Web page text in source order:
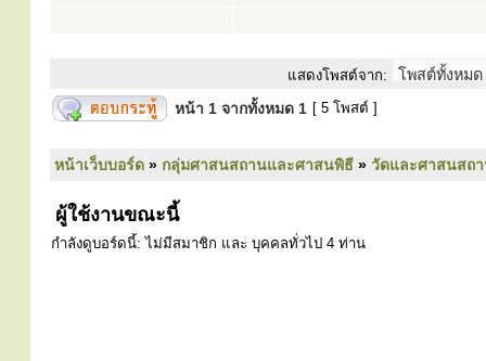
แสดงโพสต์จาก:
หน้า 1 จากทั้งหมด 1 [ 5 โพสต์ ]
หน้าเว็บบอร์ด » กลุ่มศาสนสถานและศาสนพิธี » วัดและศาสนสถ
ผู้ใช้งานขณะนี้
กำลังดูบอร์ดนี้: ไม่มีสมาชิก และ บุคคลทั่วไป 4 ท่าน